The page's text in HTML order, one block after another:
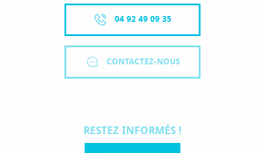
04 92 49 09 35
CONTACTEZ-NOUS
RESTEZ INFORMÉS !